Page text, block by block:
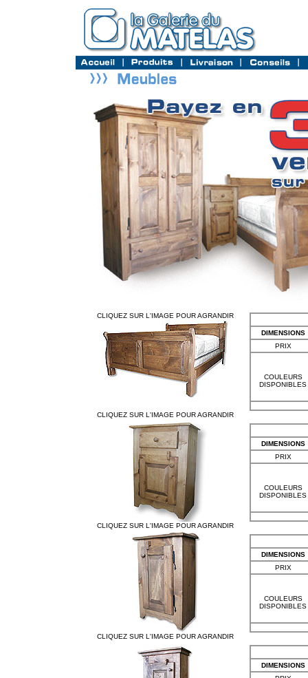
CLIQUEZ SUR L'IMAGE POUR AGRANDIR
DIMENSIONS
PRIX
COULEURS
DISPONIBLES
CLIQUEZ SUR L'IMAGE POUR AGRANDIR
DIMENSIONS
PRIX
COULEURS
DISPONIBLES
CLIQUEZ SUR L'IMAGE POUR AGRANDIR
DIMENSIONS
PRIX
COULEURS
DISPONIBLES
CLIQUEZ SUR L'IMAGE POUR AGRANDIR
DIMENSIONS